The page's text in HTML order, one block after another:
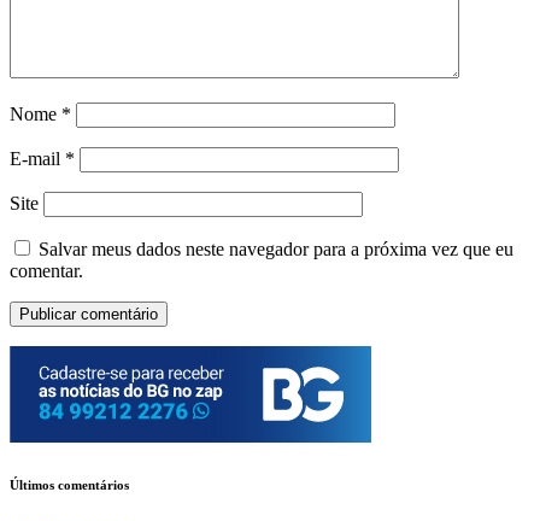
Nome *
E-mail *
Site
Salvar meus dados neste navegador para a próxima vez que eu
comentar.
Últimos comentários